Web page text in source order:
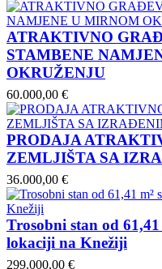
ATRAKTIVNO
STAMBENE
OKRUŽENJU
60.000,00 €
PRODAJA
ZEMLJIŠTA SA
36.000,00 €
Trosobni stan od
lokaciji na Knežiji
299.000,00 €